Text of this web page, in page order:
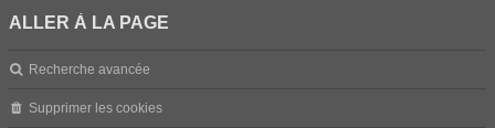
ALLER À LA PAGE
Recherche avancée
Supprimer les cookies